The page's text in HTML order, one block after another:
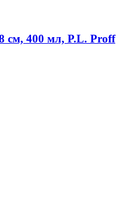
см, 400 мл, P.L. Proff